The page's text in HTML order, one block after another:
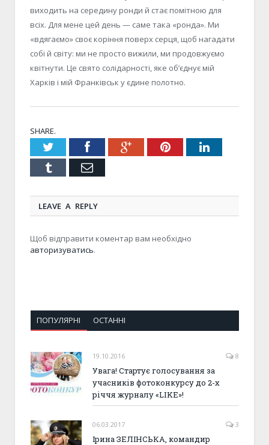
виходить на середину ронди й стає помітною для
всіх. Для мене цей день — саме така «ронда». Ми
«вдягаємо» своє коріння поверх серця, щоб нагадати
собі й світу: ми не просто вижили, ми продовжуємо
квітнути. Це свято солідарності, яке об’єднує мій
Харків і мій Франківськ у єдине полотно.
SHARE.
TwitterFacebookGoogle+PinterestLinkedIn
Tumblr Email
LEAVE A REPLY
Щоб відправити коментар вам необхідно
авторизуватись.
ПОПУЛЯРНІ ОСТАННІ
19.10.2016 8
Увага! Стартує голосування за
учасників фотоконкурсу до 2-х
річчя журналу «LIKE»!
06.03.2017 3
Ірина ЗЕЛІНСЬКА, командир